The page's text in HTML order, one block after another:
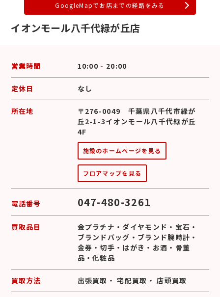
GoogleMapでお店までの経路をみる
イオンモール八千代緑が丘店
営業時間 10:00 - 20:00
定休日 なし
所在地
〒276-0049 千葉県八千代市緑が
丘2-1-3イオンモール八千代緑が丘
4F
施設のホームページを見る
フロアマップを見る
電話番号 047-480-3261
買取品目 金プラチナ ・ダイヤモンド ・ 宝石 ・
ブランドバッグ ・ ブランド腕時計 ・
金券 ・切手 ・ はがき ・ お酒 ・ 骨董
品 ・化粧品
買取方法 出張買取 ・宅配買取 ・店頭買取